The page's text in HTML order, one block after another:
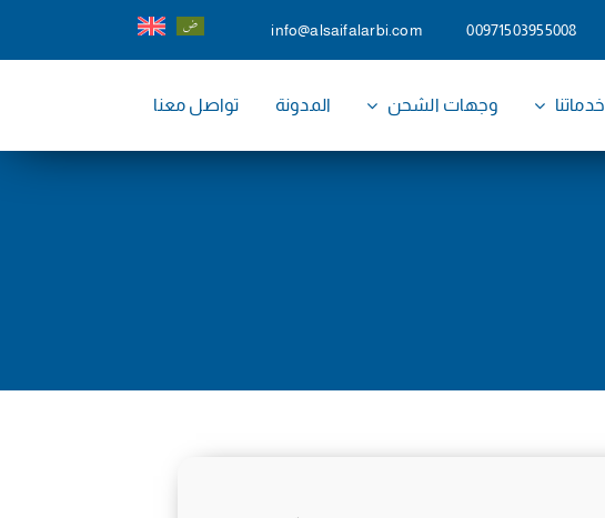
00971503955008
info@alsaifalarbi.com
خدماتنا وجهات الشحن المدونة تواصل معنا